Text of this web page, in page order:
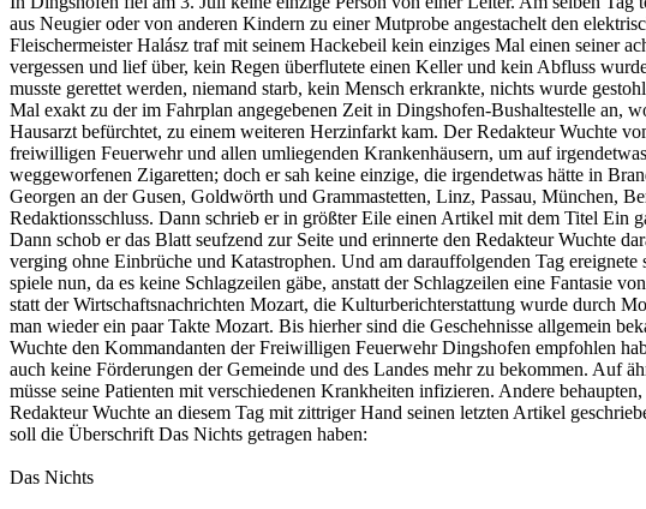
aus Neugier oder von anderen Kindern zu einer Mutprobe angestachelt den
Fleischermeister Halász traf mit seinem Hackebeil kein einziges Mal einen seiner
vergessen und lief über, kein Regen überflutete einen Keller und kein Abfluss
musste gerettet werden, niemand starb, kein Mensch erkrankte, nichts wurde
Mal exakt zu der im Fahrplan angegebenen Zeit in Dingshofen-Bushaltestelle an,
Hausarzt befürchtet, zu einem weiteren Herzinfarkt kam. Der Redakteur Wuchte
freiwilligen Feuerwehr und allen umliegenden Krankenhäusern, um auf
weggeworfenen Zigaretten; doch er sah keine einzige, die irgendetwas hätte in
Georgen an der Gusen, Goldwörth und Grammastetten, Linz, Passau, München,
Redaktionsschluss. Dann schrieb er in größter Eile einen Artikel mit dem Titel
Dann schob er das Blatt seufzend zur Seite und erinnerte den Redakteur Wuchte
verging ohne Einbrüche und Katastrophen. Und am darauffolgenden Tag
spiele nun, da es keine Schlagzeilen gäbe, anstatt der Schlagzeilen eine Fantasie
statt der Wirtschaftsnachrichten Mozart, die Kulturberichterstattung wurde durch
man wieder ein paar Takte Mozart. Bis hierher sind die Geschehnisse allgemein
Wuchte den Kommandanten der Freiwilligen Feuerwehr Dingshofen empfohlen
auch keine Förderungen der Gemeinde und des Landes mehr zu bekommen. Auf
müsse seine Patienten mit verschiedenen Krankheiten infizieren. Andere
Redakteur Wuchte an diesem Tag mit zittriger Hand seinen letzten Artikel
soll die Überschrift Das Nichts getragen haben:
Das Nichts